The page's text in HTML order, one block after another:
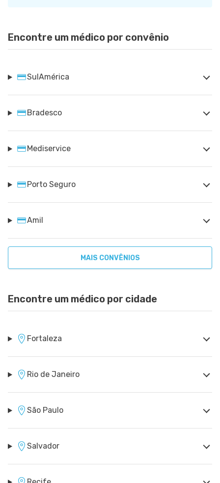
Encontre um médico por convênio
SulAmérica
Bradesco
Mediservice
Porto Seguro
Amil
MAIS CONVÊNIOS
Encontre um médico por cidade
Fortaleza
Rio de Janeiro
São Paulo
Salvador